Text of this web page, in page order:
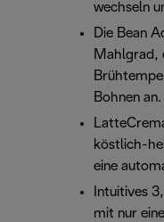
wechseln
Die Bean
Mahlgrad,
Bohnen an.
köstlich-
eine
Intuitives
mit nur